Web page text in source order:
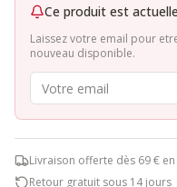
Ce produit est
Laissez votre email pour
nouveau disponible.
Livraison offerte dès 69 €
Retour gratuit sous 14 jours